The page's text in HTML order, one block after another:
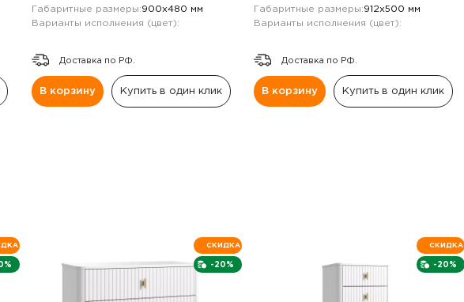
Габаритные размеры:900х480 мм
Варианты исполнения (цвет):
Доставка по РФ.
В корзину Купить в один клик
Габаритные размеры:912х500 мм
Варианты исполнения (цвет):
Доставка по РФ.
В корзину Купить в один клик
-20%
СКИДКА
-20%
СКИДКА